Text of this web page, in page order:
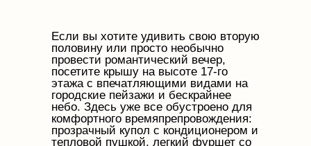
Если вы хотите удивить свою вторую
половину или просто необычно
провести романтический вечер,
посетите крышу на высоте 17-го
этажа с впечатляющими видами на
городские пейзажи и бескрайнее
небо. Здесь уже все обустроено для
комфортного времяпрепровождения:
прозрачный купол с кондиционером и
тепловой пушкой, легкий фуршет со